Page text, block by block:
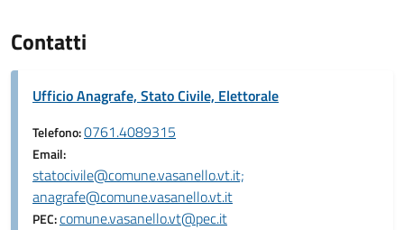
Contatti
Ufficio Anagrafe, Stato Civile, Elettorale
Telefono:0761.4089315
Email:
statocivile@comune.vasanello.vt.it;
anagrafe@comune.vasanello.vt.it
PEC:comune.vasanello.vt@pec.it